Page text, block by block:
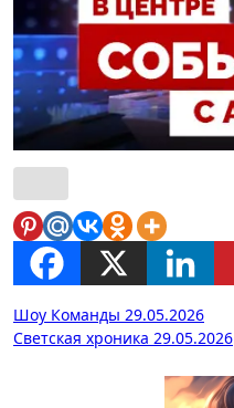
Навигация
по
Шоу Команды 29.05.2026
Светская хроника 29.05.2026